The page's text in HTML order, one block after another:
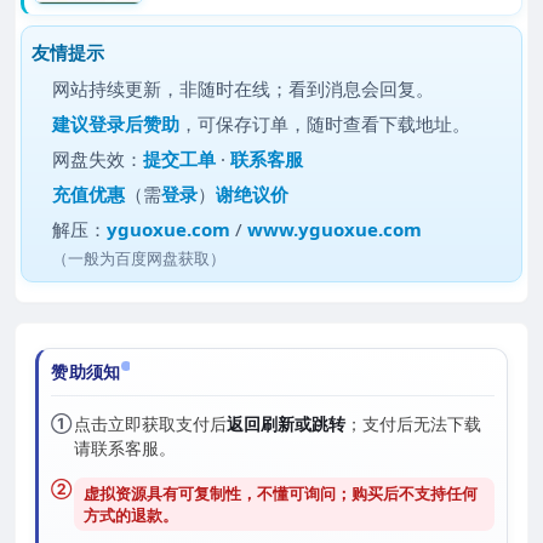
友情提示
网站持续更新，非随时在线；看到消息会回复。
建议登录后赞助 ，可保存订单，随时查看下载地址。
网盘失效：提交工单 ·联系客服
充值优惠 （需登录）谢绝议价
解压：yguoxue.com /www.yguoxue.com
（一般为百度网盘获取）
赞助须知
①点击立即获取支付后返回刷新或跳转；支付后无法下载
请联系客服。
② 虚拟资源具有可复制性，不懂可询问；购买后不支持任何
方式的退款。